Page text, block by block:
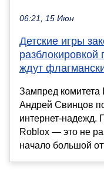
06:21, 15 Июн
Детские игры
ждут
Зампред
Андрей Свинцов
интернет-надежд.
Roblox — это не
начало большой